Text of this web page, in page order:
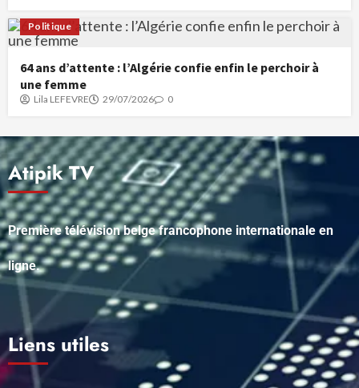
Politique
64 ans d’attente : l’Algérie confie enfin le perchoir à
une femme
Lila LEFEVRE 29/07/2026 0
Atipik TV
Première télévision belge francophone internationale en
ligne.
Liens utiles